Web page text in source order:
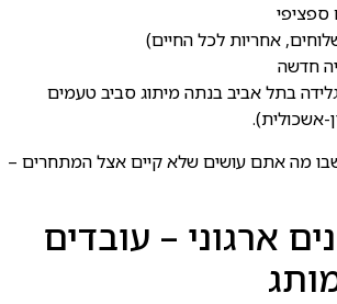
אחריות לכל החיים)
חדשה
בתל אביב בנתה מיתוג סביב טעמים
אשכולית).
מה אתם עושים שלא קיים אצל המתחרים –
ארגוני – עובדים